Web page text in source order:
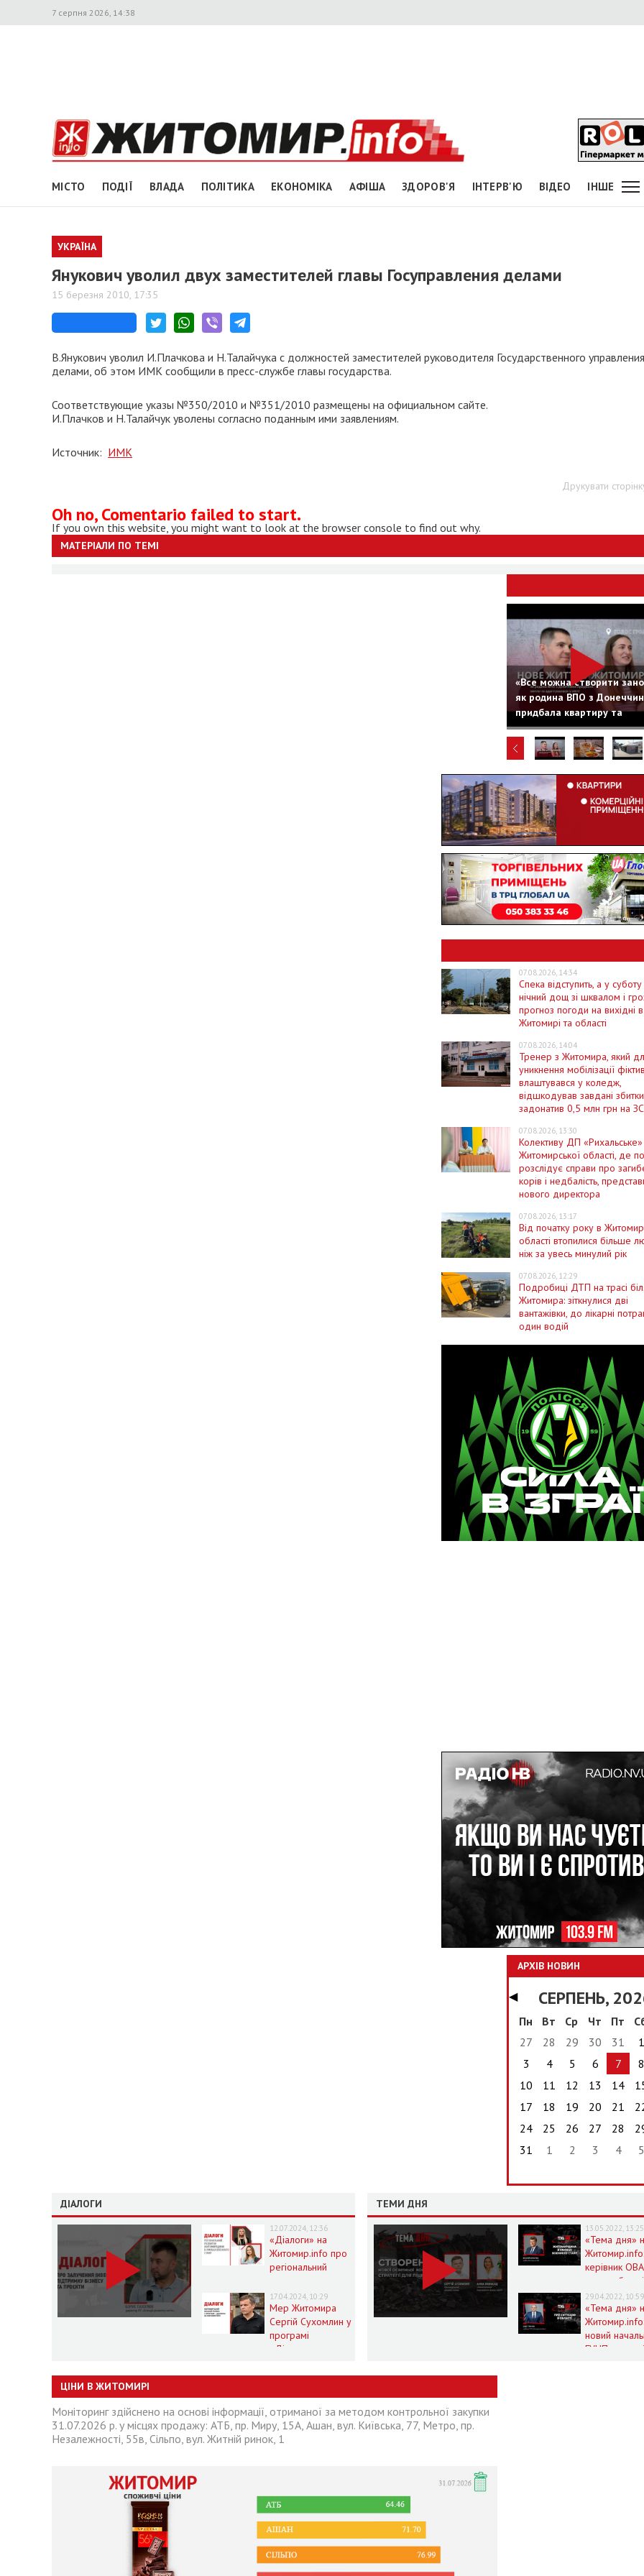
7 серпня 2026, 14:38
МІСТО ПОДІЇ ВЛАДА ПОЛІТИКА ЕКОНОМІКА АФІША ЗДОРОВ'Я ІНТЕРВ'Ю ВІДЕО ІНШЕ
УКРАЇНА
Янукович уволил двух заместителей главы Госуправления делами
15 березня 2010, 17:35
В.Янукович уволил И.Плачкова и Н.Талайчука с должностей заместителей руководителя Государственного управления
делами, об этом ИМК сообщили в пресс-службе главы государства.
Соответствующие указы №350/2010 и №351/2010 размещены на официальном сайте.
И.Плачков и Н.Талайчук уволены согласно поданным ими заявлениям.
Источник: ИМК
Друкувати
Oh no, Comentario failed to start.
If you own this website, you might want to look at the browser console to find out why.
МАТЕРІАЛИ ПО ТЕМІ
«Все можна створити
як родина ВПО з
придбала квартиру та
адаптувалася у Житомирі
07.08.2026, 14:34
Спека відступить, а у
нічний дощ зі шквалом і
прогноз погоди на вихідні в
Житомирі та області
07.08.2026, 14:04
Тренер з Житомира, який
уникнення мобілізації
влаштувався у коледж,
відшкодував завдані
задонатив 0,5 млн грн на
07.08.2026, 13:30
Колективу ДП
Житомирської області, де
розслідує справи про
корів і недбалість,
нового директора
07.08.2026, 13:17
Від початку року в
області втопилися більше
ніж за увесь минулий рік
07.08.2026, 12:29
Подробиці ДТП на трасі
Житомира: зіткнулися дві
вантажівки, до лікарні
один водій
АРХІВ НОВИН
◀ СЕРПЕНЬ,
Пн Вт Ср Чт Пт
27
28 29 30 31
1
3
4 5 6 7
8
10
11 12 13 14
17
18 19 20 21
24
25 26 27 28
31
1 2 3 4 5
ДІАЛОГИ
12.07.2024, 12:36
«Діалоги» на
Житомир.info про
регіональний
Житомирщини в
умовах воєнного
стану
17.04.2024, 10:29
Мер Житомира
Сергій Сухомлин у
програмі
«Діалоги» на
ТЕМИ ДНЯ
13.05.2022, 13:25
«Тема дня»
керівник
життя
умовах
стану
29.04.2022, 10:59
«Тема дня»
новий
ГУНП
ЦІНИ В ЖИТОМИРІ
Моніторинг здійснено на основі інформації, отриманої за методом контрольної закупки
31.07.2026 р. у місцях продажу: АТБ, пр. Миру, 15А, Ашан, вул. Київська, 77, Метро, пр.
Незалежності, 55в, Сільпо, вул. Житній ринок, 1